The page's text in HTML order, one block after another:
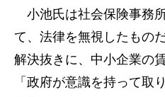
小池氏は社会保険事務
て、法律を無視したもの
解決抜きに、中小企業の
「政府が意識を持って取